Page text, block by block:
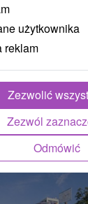
z
i zabawa dla
Turczańskie
I
dwoma
basenowej.
do wyboru,
użytkownika
reklam
Odmówić
Zezwól
Zezwolić